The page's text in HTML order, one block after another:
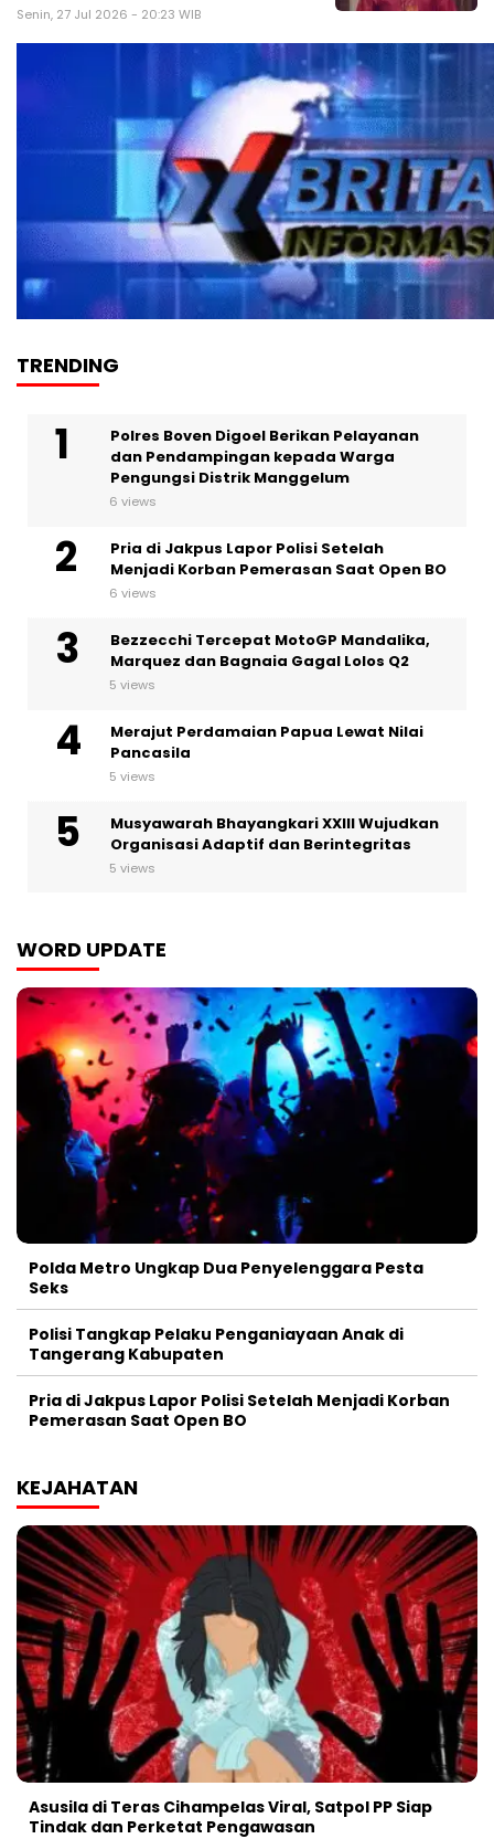
Senin, 27 Jul 2026 - 20:23 WIB
TRENDING
Polres Boven Digoel Berikan Pelayanan
dan Pendampingan kepada Warga
Pengungsi Distrik Manggelum
6 views
Pria di Jakpus Lapor Polisi Setelah
Menjadi Korban Pemerasan Saat Open BO
6 views
Bezzecchi Tercepat MotoGP Mandalika,
Marquez dan Bagnaia Gagal Lolos Q2
5 views
Merajut Perdamaian Papua Lewat Nilai
Pancasila
5 views
Musyawarah Bhayangkari XXIII Wujudkan
Organisasi Adaptif dan Berintegritas
5 views
WORD UPDATE
Polda Metro Ungkap Dua Penyelenggara Pesta
Seks
Polisi Tangkap Pelaku Penganiayaan Anak di
Tangerang Kabupaten
Pria di Jakpus Lapor Polisi Setelah Menjadi Korban
Pemerasan Saat Open BO
KEJAHATAN
Asusila di Teras Cihampelas Viral, Satpol PP Siap
Tindak dan Perketat Pengawasan